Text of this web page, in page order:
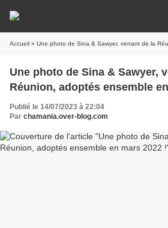
Accueil » Une photo de Sina & Sawyer, venant de la
Une photo de Sina & Sawyer,
Réunion, adoptés ensemble
Publié le 14/07/2023 à 22:04
Par chamania.over-blog.com